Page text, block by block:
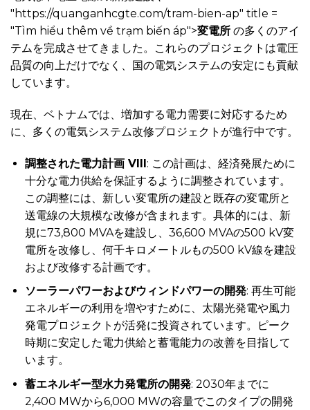
"https://quanganhcgte.com/tram-bien-ap" title =
"Tìm hiểu thêm về trạm biến áp">変電所 の多くのアイ
テムを完成させてきました。これらのプロジェクトは電圧
品質の向上だけでなく、国の電気システムの安定にも貢献
しています。
現在、ベトナムでは、増加する電力需要に対応するため
に、多くの電気システム改修プロジェクトが進行中です。
調整された電力計画 VIII: この計画は、経済発展ために
十分な電力供給を保証するように調整されています。
この調整には、新しい変電所の建設と既存の変電所と
送電線の大規模な改修が含まれます。具体的には、新
規に73,800 MVAを建設し、36,600 MVAの500 kV変
電所を改修し、何千キロメートルもの500 kV線を建設
および改修する計画です。
ソーラーパワーおよびウィンドパワーの開発: 再生可能
エネルギーの利用を増やすために、太陽光発電や風力
発電プロジェクトが活発に投資されています。ピーク
時期に安定した電力供給と蓄電能力の改善を目指して
います。
蓄エネルギー型水力発電所の開発: 2030年までに
2,400 MWから6,000 MWの容量でこのタイプの開発